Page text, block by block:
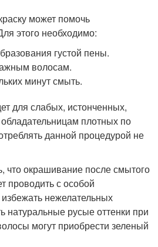
может помочь
этого необходимо:
густой пены.
волосам.
минут смыть.
для слабых, истонченных,
плотных по
данной процедурой не
что окрашивание после смытого
проводить с особой
нежелательных
натуральные русые оттенки при
могут приобрести зеленый